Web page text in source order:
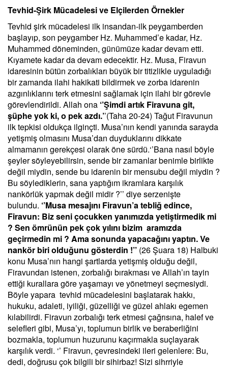
Tevhid-Şirk Mücadelesi ve Elçilerden Örnekler
Tevhid şirk mücadelesi ilk insandan-ilk peygamberden
başlayıp, son peygamber Hz. Muhammed’e kadar, Hz.
Muhammed döneminden, günümüze kadar devam etti.
Kıyamete kadar da devam edecektir. Hz. Musa, Firavun
idaresinin bütün zorbalıkları büyük bir titizlikle uyguladığı
bir zamanda ilahi hakikati bildirmek ve zorba idarenin
azgınlıklarını terk etmesini sağlamak için ilahi bir görevle
görevlendirildi. Allah ona ‘’Şimdi artık Firavuna git,
şüphe yok ki, o pek azdı.’’(Taha 20-24) Tağut Firavunun
ilk tepkisi oldukça ilginçti. Musa’nın kendi yanında sarayda
yetişmiş olmasını Musa’dan duyduklarını dikkate
almamanın gerekçesi olarak öne sürdü.‘’Bana nasıl böyle
şeyler söyleyebilirsin, sende bir zamanlar benimle birlikte
değil miydin, sende bu idarenin bir mensubu değil miydin ?
Bu söylediklerin, sana yaptığım ikramlara karşılık
nankörlük yapmak değil midir ?’’ diye serzenişte
bulundu. ‘’Musa mesajını Firavun’a tebliğ edince,
Firavun: Biz seni çocukken yanımızda yetiştirmedik mi
? Sen ömrünün pek çok yılını bizim aramızda
geçirmedin mi ? Ama sonunda yapacağını yaptın. Ve
nankör biri olduğunu gösterdin !’’ (26 Şuara 18) Halbuki
konu Musa’nın hangi şartlarda yetişmiş olduğu değil,
Firavundan istenen, zorbalığı bırakması ve Allah’ın tayin
ettiği kurallara göre yaşamayı ve yönetmeyi seçmesiydi.
Böyle yapara tevhid mücadelesini başlatarak hakkı,
hukuku, adaleti, iyiliği, güzelliği ve güzel ahlakı egemen
kılabilirdi. Firavun zorbalığı terk etmesi çağrısına, halef ve
selefleri gibi, Musa’yı, toplumun birlik ve beraberliğini
bozmakla, toplumun huzurunu kaçırmakla suçlayarak
karşılık verdi. ‘’ Firavun, çevresindeki ileri gelenlere: Bu,
dedi, doğrusu çok bilgili bir sihirbaz! Sizi sihrriyle